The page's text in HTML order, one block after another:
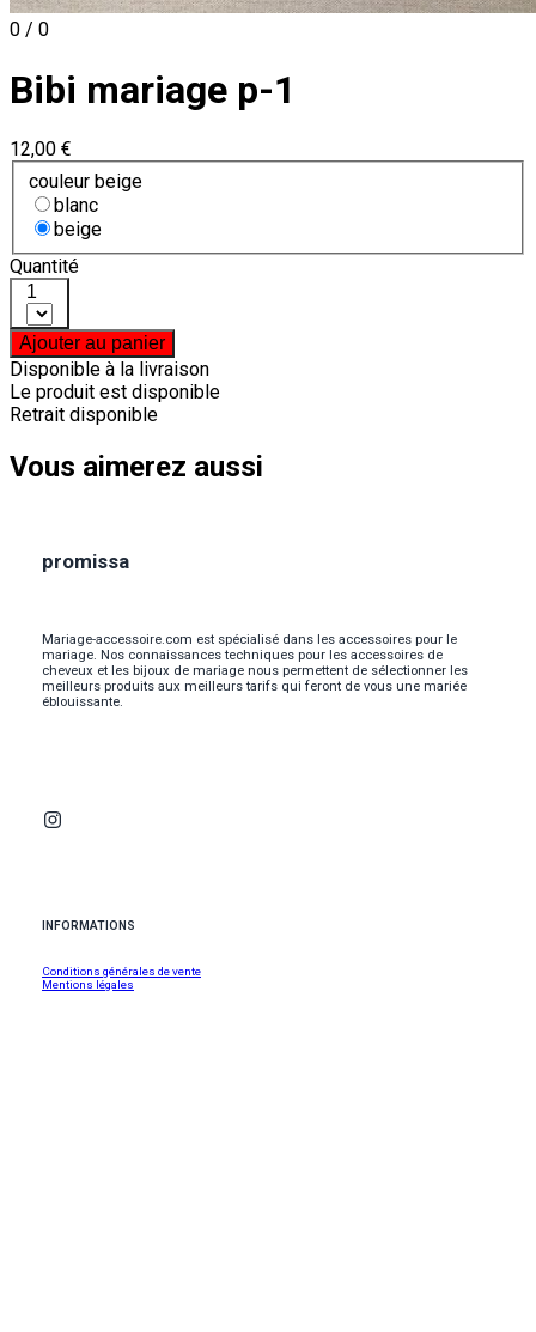
0 / 0
Bibi mariage p-1
12,00 €
couleur beige
blanc
beige
Quantité
1
Ajouter au panier
Disponible à la livraison
Le produit est disponible
Retrait disponible
Vous aimerez aussi
promissa
INFORMATIONS
Conditions générales de vente
Mentions légales
Mariage-accessoire.com est spécialisé dans les accessoires pour le
mariage. Nos connaissances techniques pour les accessoires de
cheveux et les bijoux de mariage nous permettent de sélectionner les
meilleurs produits aux meilleurs tarifs qui feront de vous une mariée
éblouissante.